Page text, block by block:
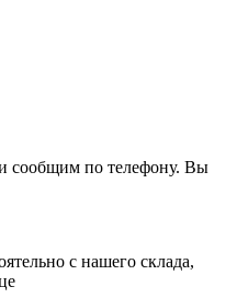
и сообщим по телефону. Вы
с нашего склада,